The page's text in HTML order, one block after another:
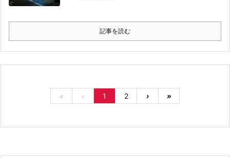
記事を読む
« ‹ 1 2 › »